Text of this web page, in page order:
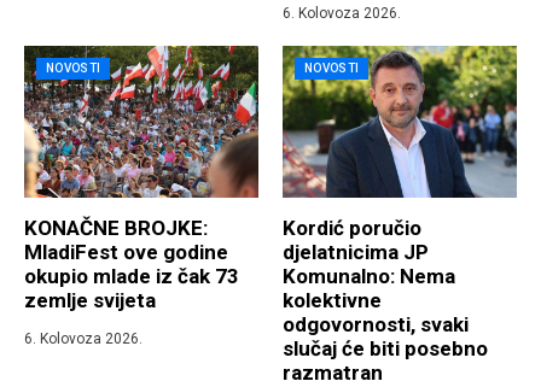
6. Kolovoza 2026.
NOVOSTI
KONAČNE BROJKE:
MladiFest ove godine
okupio mlade iz čak 73
zemlje svijeta
6. Kolovoza 2026.
NOVOSTI
Kordić poručio
djelatnicima JP
Komunalno: Nema
kolektivne
odgovornosti, svaki
slučaj će biti posebno
razmatran